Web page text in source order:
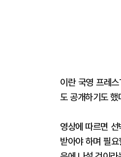
이란 국영 프레
도 공개하기도 했
영상에 따르면
받아야 하며 필